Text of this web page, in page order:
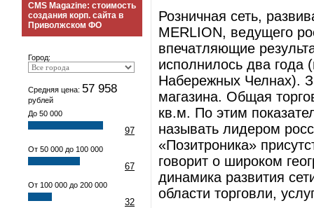
CMS Magazine: стоимость
создания корп. сайта в
Приволжском ФО
Город:
Средняя цена: 57 958
рублей
До 50 000
97
От 50 000 до 100 000
67
От 100 000 до 200 000
32
Розничная сеть,
MERLION, ведущего
впечатляющие
исполнилось два года
Набережных Челнах).
магазина. Общая
кв.м. По этим
называть лидером
«Позитроника»
говорит о широком
динамика развития
области торговли,